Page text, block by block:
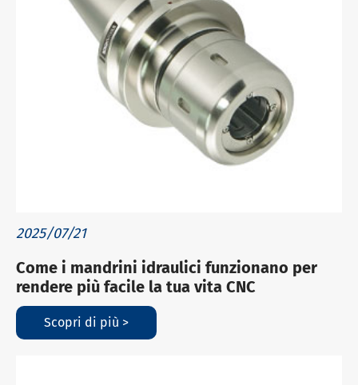
2025/07/21
Come i mandrini idraulici funzionano per
rendere più facile la tua vita CNC
Scopri di più >